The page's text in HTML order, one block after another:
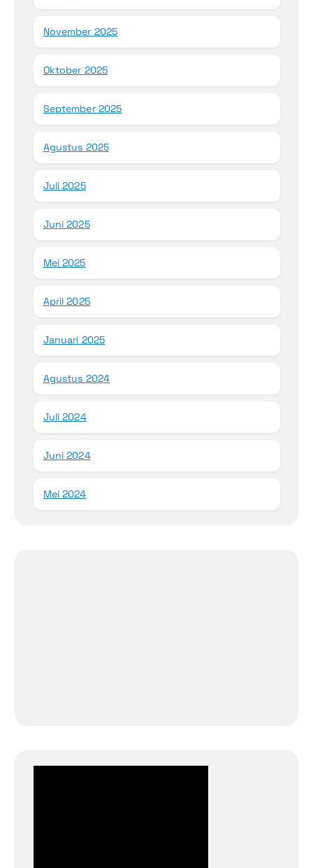
November 2025
Oktober 2025
September 2025
Agustus 2025
Juli 2025
Juni 2025
Mei 2025
April 2025
Januari 2025
Agustus 2024
Juli 2024
Juni 2024
Mei 2024